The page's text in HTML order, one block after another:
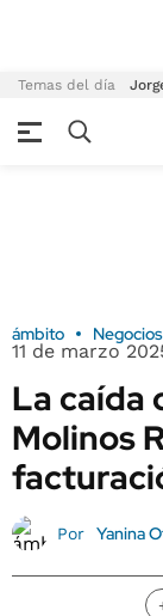
Temas del día
ámbito Negocios
11 de marzo
La caída
Molinos
Por Yanina